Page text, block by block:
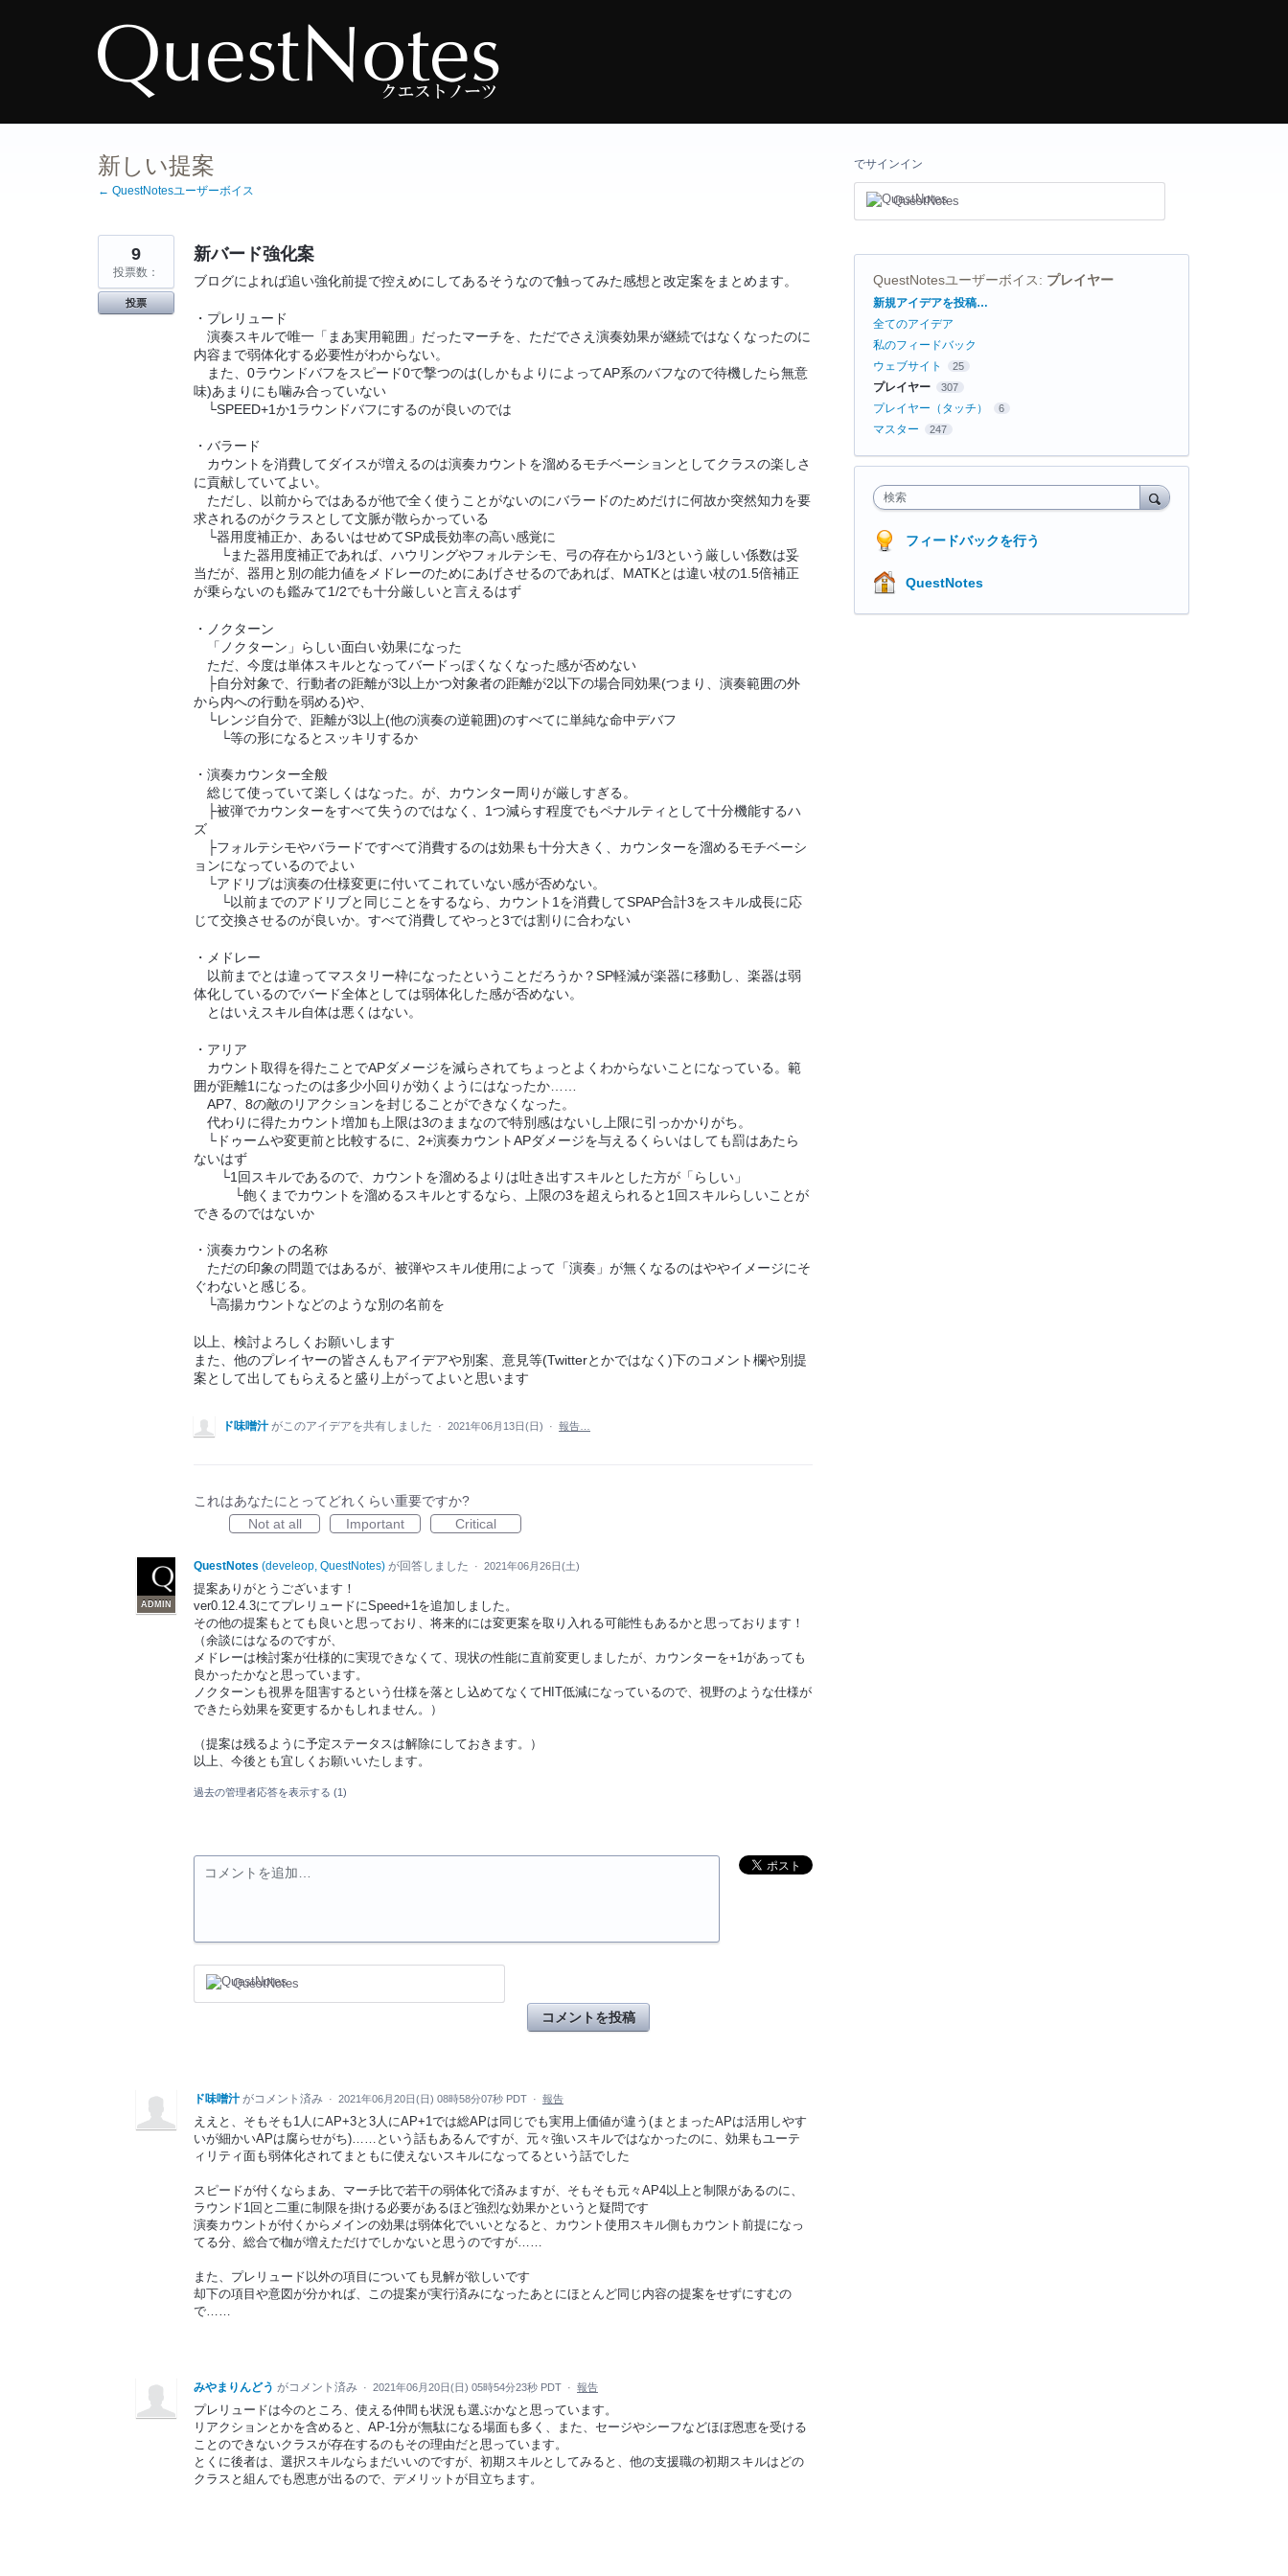
ッ
新しい提案
← QuestNotesユーザーボイス
新バード強化案
ブログによれば追い強化前提で控えめにしてあるそうなので触ってみた感想と改定案をまとめます。
・プレリュード
演奏スキルで唯一「まあ実用範囲」だったマーチを、ただでさえ演奏効果が継続ではなくなったのに
内容まで弱体化する必要性がわからない。
また、0ラウンドバフをスピード0で撃つのは(しかもよりによってAP系のバフなので待機したら無意
味)あまりにも噛み合っていない
└SPEED+1か1ラウンドバフにするのが良いのでは
・バラード
カウントを消費してダイスが増えるのは演奏カウントを溜めるモチベーションとしてクラスの楽しさ
に貢献していてよい。
ただし、以前からではあるが他で全く使うことがないのにバラードのためだけに何故か突然知力を要
求されるのがクラスとして文脈が散らかっている
└器用度補正か、あるいはせめてSP成長効率の高い感覚に
└また器用度補正であれば、ハウリングやフォルテシモ、弓の存在から1/3という厳しい係数は妥
当だが、器用と別の能力値をメドレーのためにあげさせるのであれば、MATKとは違い杖の1.5倍補正
が乗らないのも鑑みて1/2でも十分厳しいと言えるはず
・ノクターン
「ノクターン」らしい面白い効果になった
ただ、今度は単体スキルとなってバードっぽくなくなった感が否めない
├自分対象で、行動者の距離が3以上かつ対象者の距離が2以下の場合同効果(つまり、演奏範囲の外
から内への行動を弱める)や、
└レンジ自分で、距離が3以上(他の演奏の逆範囲)のすべてに単純な命中デバフ
└等の形になるとスッキリするか
・演奏カウンター全般
総じて使っていて楽しくはなった。が、カウンター周りが厳しすぎる。
├被弾でカウンターをすべて失うのではなく、1つ減らす程度でもペナルティとして十分機能するハ
ズ
├フォルテシモやバラードですべて消費するのは効果も十分大きく、カウンターを溜めるモチベーシ
ョンになっているのでよい
└アドリブは演奏の仕様変更に付いてこれていない感が否めない。
└以前までのアドリブと同じことをするなら、カウント1を消費してSPAP合計3をスキル成長に応
じて交換させるのが良いか。すべて消費してやっと3では割りに合わない
・メドレー
以前までとは違ってマスタリー枠になったということだろうか？SP軽減が楽器に移動し、楽器は弱
体化しているのでバード全体としては弱体化した感が否めない。
とはいえスキル自体は悪くはない。
・アリア
カウント取得を得たことでAPダメージを減らされてちょっとよくわからないことになっている。範
囲が距離1になったのは多少小回りが効くようにはなったか……
AP7、8の敵のリアクションを封じることができなくなった。
代わりに得たカウント増加も上限は3のままなので特別感はないし上限に引っかかりがち。
└ドゥームや変更前と比較するに、2+演奏カウントAPダメージを与えるくらいはしても罰はあたら
ないはず
└1回スキルであるので、カウントを溜めるよりは吐き出すスキルとした方が「らしい」
└飽くまでカウントを溜めるスキルとするなら、上限の3を超えられると1回スキルらしいことが
できるのではないか
・演奏カウントの名称
ただの印象の問題ではあるが、被弾やスキル使用によって「演奏」が無くなるのはややイメージにそ
ぐわないと感じる。
└高揚カウントなどのような別の名前を
以上、検討よろしくお願いします
また、他のプレイヤーの皆さんもアイデアや別案、意見等(Twitterとかではなく)下のコメント欄や別提
案として出してもらえると盛り上がってよいと思います
9
投票数：
投票
ド味噌汁 がこのアイデアを共有しました · 2021年06月13日(日) · 報告…
これはあなたにとってどれくらい重要ですか?
Not at all
Important Critical
ADMIN
QuestNotes (develeop, QuestNotes) が回答しました · 2021年06月26日(土)
提案ありがとうございます！
ver0.12.4.3にてプレリュードにSpeed+1を追加しました。
その他の提案もとても良いと思っており、将来的には変更案を取り入れる可能性もあるかと思っております！
（余談にはなるのですが、
メドレーは検討案が仕様的に実現できなくて、現状の性能に直前変更しましたが、カウンターを+1があっても
良かったかなと思っています。
ノクターンも視界を阻害するという仕様を落とし込めてなくてHIT低減になっているので、視野のような仕様が
できたら効果を変更するかもしれません。）
（提案は残るように予定ステータスは解除にしておきます。）
以上、今後とも宜しくお願いいたします。
過去の管理者応答を表示する (1)
コメントを追加…
QuestNotes
コメントを投稿
ド味噌汁 がコメント済み · 2021年06月20日(日) 08時58分07秒 PDT · 報告
ええと、そもそも1人にAP+3と3人にAP+1では総APは同じでも実用上価値が違う(まとまったAPは活用しやす
いが細かいAPは腐らせがち)……という話もあるんですが、元々強いスキルではなかったのに、効果もユーテ
ィリティ面も弱体化されてまともに使えないスキルになってるという話でした
スピードが付くならまあ、マーチ比で若干の弱体化で済みますが、そもそも元々AP4以上と制限があるのに、
ラウンド1回と二重に制限を掛ける必要があるほど強烈な効果かというと疑問です
演奏カウントが付くからメインの効果は弱体化でいいとなると、カウント使用スキル側もカウント前提になっ
てる分、総合で枷が増えただけでしかないと思うのですが……
また、プレリュード以外の項目についても見解が欲しいです
却下の項目や意図が分かれば、この提案が実行済みになったあとにほとんど同じ内容の提案をせずにすむの
で……
みやまりんどう がコメント済み · 2021年06月20日(日) 05時54分23秒 PDT · 報告
プレリュードは今のところ、使える仲間も状況も選ぶかなと思っています。
リアクションとかを含めると、AP-1分が無駄になる場面も多く、また、セージやシーフなどほぼ恩恵を受ける
ことのできないクラスが存在するのもその理由だと思っています。
とくに後者は、選択スキルならまだいいのですが、初期スキルとしてみると、他の支援職の初期スキルはどの
クラスと組んでも恩恵が出るので、デメリットが目立ちます。
でサインイン
QuestNotes
QuestNotesユーザーボイス: プレイヤー
カ
テ
ゴ
新規アイデアを投稿…
全てのアイデア
私のフィードバック
ウェブサイト
25
プレイヤー 307
プレイヤー（タッチ） 6
マスター 247
検索
フィードバックを行う
QuestNotes